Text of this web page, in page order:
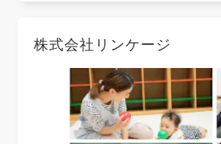
株式会社リンケージ